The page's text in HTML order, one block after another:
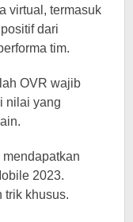
virtual, termasuk
dari
tim.
OVR wajib
nilai yang
2023.
trik khusus.